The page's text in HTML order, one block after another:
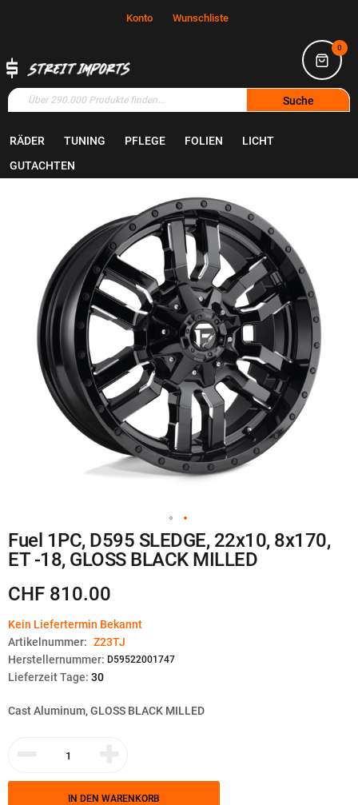
Konto Wunschliste
0
Suche
RÄDER TUNING PFLEGE FOLIEN
LICHT
GUTACHTEN
Zum
Ende
Zum
Anfang
der
Bildgalerie
Fuel 1PC, D595 SLEDGE, 22x10, 8x170,
ET -18, GLOSS BLACK MILLED
CHF 810.00
Kein Liefertermin Bekannt
Artikelnummer: Z23TJ
Herstellernummer: D59522001747
Lieferzeit Tage: 30
Cast Aluminum, GLOSS BLACK MILLED
IN DEN WARENKORB